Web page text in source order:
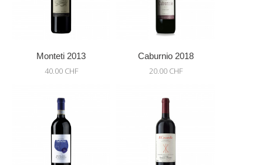
Monteti 2013
40.00 CHF
Caburnio 2018
20.00 CHF